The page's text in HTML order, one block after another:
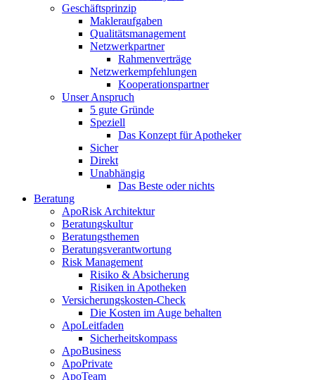
Geschäftsprinzip
Makleraufgaben
Qualitätsmanagement
Netzwerkpartner
Rahmenverträge
Netzwerkempfehlungen
Kooperationspartner
Unser Anspruch
5 gute Gründe
Speziell
Das Konzept für Apotheker
Sicher
Direkt
Unabhängig
Das Beste oder nichts
Beratung
ApoRisk Architektur
Beratungskultur
Beratungsthemen
Beratungsverantwortung
Risk Management
Risiko & Absicherung
Risiken in Apotheken
Versicherungskosten-Check
Die Kosten im Auge behalten
ApoLeitfaden
Sicherheitskompass
ApoBusiness
ApoPrivate
ApoTeam